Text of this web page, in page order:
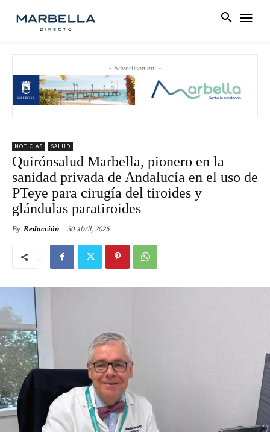
- Advertisement -
NOTICIAS SALUD
Quirónsalud Marbella, pionero en la
sanidad privada de Andalucía en el uso de
PTeye para cirugía del tiroides y
glándulas paratiroides
By Redacción 30 abril, 2025